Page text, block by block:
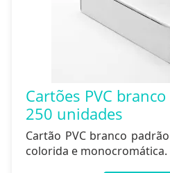
Cartões PVC
250 unidades
Cartão PVC branco
colorida e monocromática.